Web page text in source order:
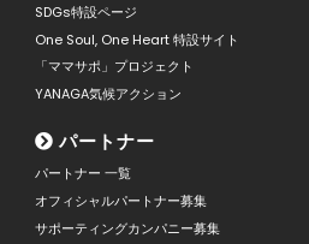
SDGs特設ページ
One Soul, One Heart 特設サイト
「ママサポ」プロジェクト
YANAGA気候アクション
パートナー
パートナー 一覧
オフィシャルパートナー募集
サポーティングカンパニー募集